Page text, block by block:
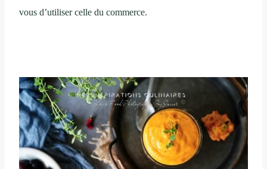
vous d’utiliser celle du commerce.